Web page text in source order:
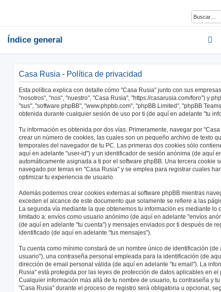
Índice general
Casa Rusia - Política de privacidad
Esta política explica con detalle cómo "Casa Rusia" junto con sus
"nosotros", "nos", "nuestro", "Casa Rusia", "https://casarusia.com/foro") y
"sus", "software phpBB", "www.phpbb.com", "phpBB Limited", "phpBB
obtenida durante cualquier sesión de uso por ti (de aquí en adelante "tu
Tu información es obtenida por dos vías. Primeramente, navegar por
crear un número de cookies, las cuales son un pequeño archivo de texto
temporales del navegador de tu PC. Las primeras dos cookies sólo
aquí en adelante "user-id") y un identificador de sesión anónima (de aquí
automáticamente asignada a ti por el software phpBB. Una tercera cookie
navegado por temas en "Casa Rusia" y se emplea para registrar cuales
optimizar tu experiencia de usuario.
Además podemos crear cookies externas al software phpBB mientras
exceden el alcance de este documento que solamente se refiere a las
La segunda vía mediante la que obtenemos tu información es mediante lo
limitado a: envíos como usuario anónimo (de aquí en adelante "envíos
(de aquí en adelante "tu cuenta") y mensajes enviados por ti después de
identificado (de aquí en adelante "tus mensajes").
Tu cuenta como mínimo constará de un nombre único de identificación
usuario"), una contraseña personal empleada para la identificación (de
dirección de email personal válida (de aquí en adelante "tu email"). La
Rusia" está protegida por las leyes de protección de datos aplicables en
Cualquier información más allá de tu nombre de usuario, tu contraseña y
"Casa Rusia" durante el proceso de registro será obligatoria u opcional,